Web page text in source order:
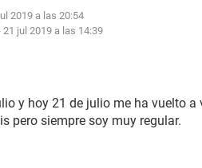
2019 a las 20:54
21 jul 2019 a las 14:39
y hoy 21 de julio me ha vuelto a
pero siempre soy muy regular.